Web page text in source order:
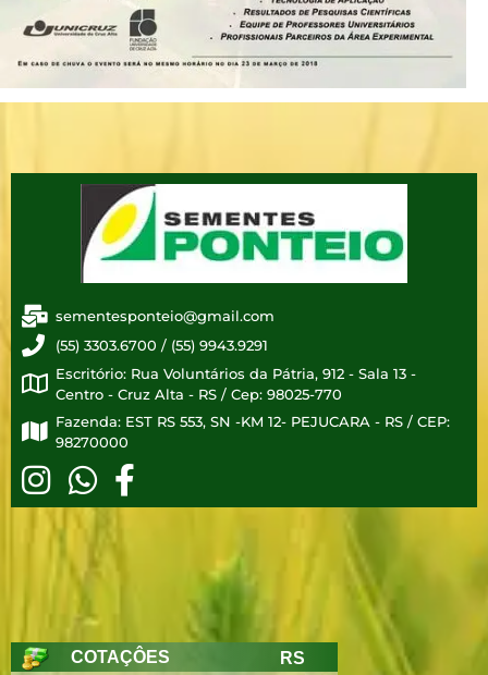
sementesponteio@gmail.com
(55) 3303.6700 / (55) 9943.9291
Escritório: Rua Voluntários da Pátria, 912 - Sala 13 -
Centro - Cruz Alta - RS / Cep: 98025-770
Fazenda: EST RS 553, SN -KM 12- PEJUCARA - RS / CEP:
98270000